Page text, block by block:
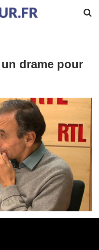
drame pour